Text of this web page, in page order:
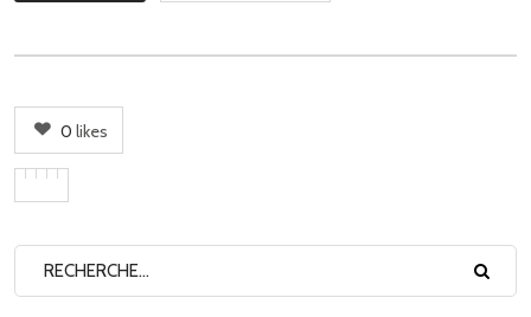
0 likes